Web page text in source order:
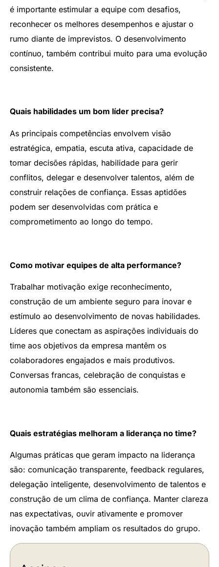
é importante estimular a equipe com desafios,
reconhecer os melhores desempenhos e ajustar o
rumo diante de imprevistos. O desenvolvimento
contínuo, também contribui muito para uma evolução
consistente.
Quais habilidades um bom líder precisa?
As principais competências envolvem visão
estratégica, empatia, escuta ativa, capacidade de
tomar decisões rápidas, habilidade para gerir
conflitos, delegar e desenvolver talentos, além de
construir relações de confiança. Essas aptidões
podem ser desenvolvidas com prática e
comprometimento ao longo do tempo.
Como motivar equipes de alta performance?
Trabalhar motivação exige reconhecimento,
construção de um ambiente seguro para inovar e
estímulo ao desenvolvimento de novas habilidades.
Líderes que conectam as aspirações individuais do
time aos objetivos da empresa mantêm os
colaboradores engajados e mais produtivos.
Conversas francas, celebração de conquistas e
autonomia também são essenciais.
Quais estratégias melhoram a liderança no time?
Algumas práticas que geram impacto na liderança
são: comunicação transparente, feedback regulares,
delegação inteligente, desenvolvimento de talentos e
construção de um clima de confiança. Manter clareza
nas expectativas, ouvir ativamente e promover
inovação também ampliam os resultados do grupo.